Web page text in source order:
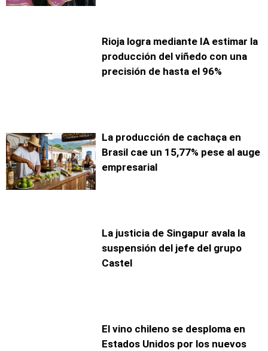
Rioja logra mediante IA estimar la
producción del viñedo con una
precisión de hasta el 96%
La producción de cachaça en
Brasil cae un 15,77% pese al auge
empresarial
La justicia de Singapur avala la
suspensión del jefe del grupo
Castel
El vino chileno se desploma en
Estados Unidos por los nuevos